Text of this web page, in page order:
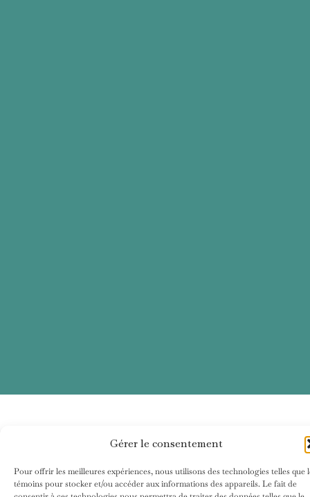
Gérer le consentement
Pour offrir les meilleures expériences, nous utilisons des technologies telles que
témoins pour stocker et/ou accéder aux informations des appareils. Le fait de